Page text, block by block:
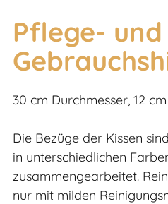
Pflege- und
30 cm Durchmesser, 12
Die Bezüge der Kissen
in unterschiedlichen
zusammengearbeitet.
nur mit milden